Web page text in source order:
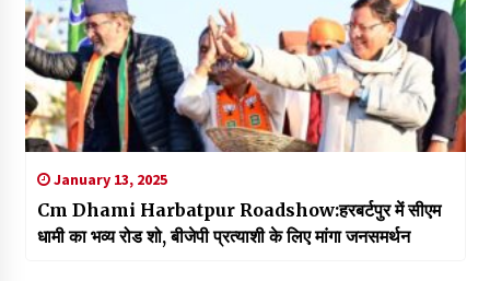
January 13, 2025
Cm Dhami Harbatpur Roadshow:हरबर्टपुर में सीएम
धामी का भव्य रोड शो, बीजेपी प्रत्याशी के लिए मांगा जनसमर्थन